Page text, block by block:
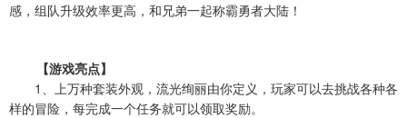
感，组队升级效率更高，和兄弟一起称霸勇者大陆！
【游戏亮点】
1、上万种套装外观，流光绚丽由你定义，玩家可以去挑战各种各
样的冒险，每完成一个任务就可以领取奖励。